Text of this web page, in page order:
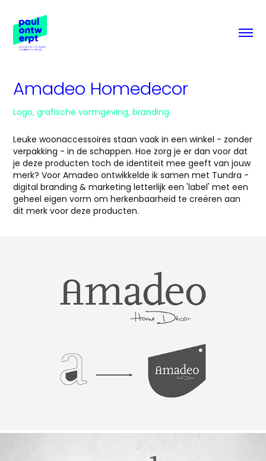
Amadeo Homedecor
Logo, grafische vormgeving, branding
Leuke woonaccessoires staan vaak in een winkel - zonder
verpakking - in de schappen. Hoe zorg je er dan voor dat
je deze producten toch de identiteit mee geeft van jouw
merk? Voor Amadeo ontwikkelde ik samen met Tundra -
digital branding & marketing letterlijk een 'label' met een
geheel eigen vorm om herkenbaarheid te creëren aan
dit merk voor deze producten.